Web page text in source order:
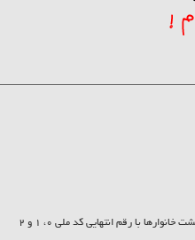
امروز پنجشنبه ۱۵ مرداد ۱۴۰۵ سیزدهمین مرحله شارژ کالابرگ انجام شد. به این ترتیب کمک معیشت خانوارها با رقم انتهایی کد ملی ۰، ۱ و ۲